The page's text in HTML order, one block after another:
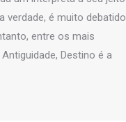
verdade, é muito debatido
entre os mais
Destino é a